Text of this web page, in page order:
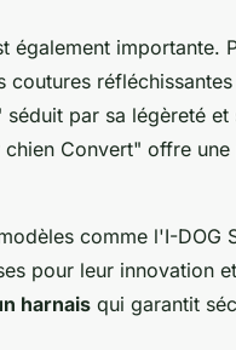
également importante.
réfléchissantes
par sa légèreté et
Convert" offre une
comme l'I-DOG
pour leur innovation
harnais qui garantit